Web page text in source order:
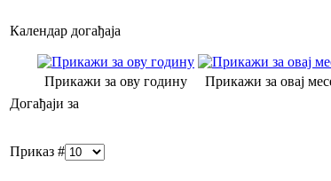
Календар догађаја
Прикажи за ову годину Прикажи за овај
Догађаји за
Приказ #